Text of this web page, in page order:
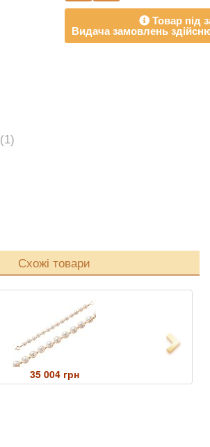
Товар під
Видача замовлень
(1)
Схожі товари
35 004 грн
Next